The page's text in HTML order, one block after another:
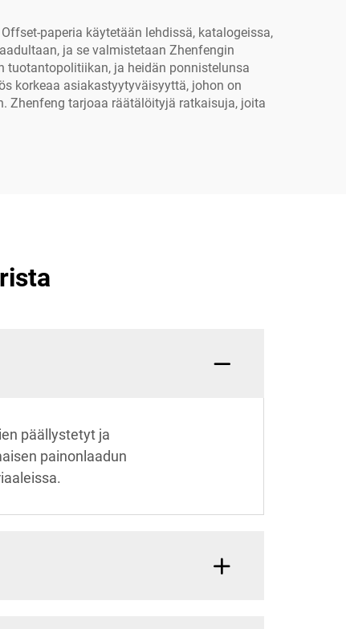
paperia käytetään lehdissä, katalogeissa,
ja se valmistetaan Zhenfengin
tuotantopolitiikan, ja heidän ponnistelunsa
korkeaa asiakastyytyväisyyttä, johon on
Zhenfeng tarjoaa räätälöityjä ratkaisuja, joita
päällystetyt ja
painonlaadun